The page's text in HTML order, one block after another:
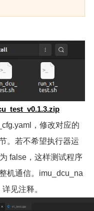
，修改对应的
。若不希望执行器运
false，这样测试程序
机通信。imu_dcu_na
见注释。